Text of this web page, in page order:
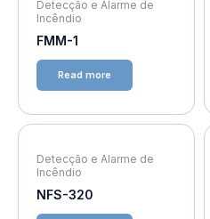
Detecção e Alarme de
Incêndio
FMM-1
Read more
Detecção e Alarme de
Incêndio
NFS-320